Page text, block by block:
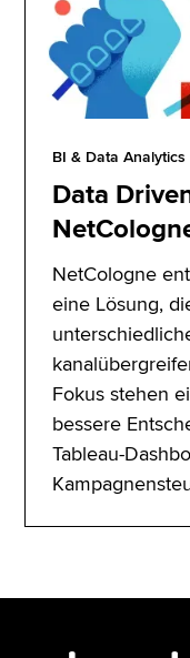
BI & Data Analytics
Data
NetCologne
eine Lösung,
Fokus stehen
bessere
Tableau-